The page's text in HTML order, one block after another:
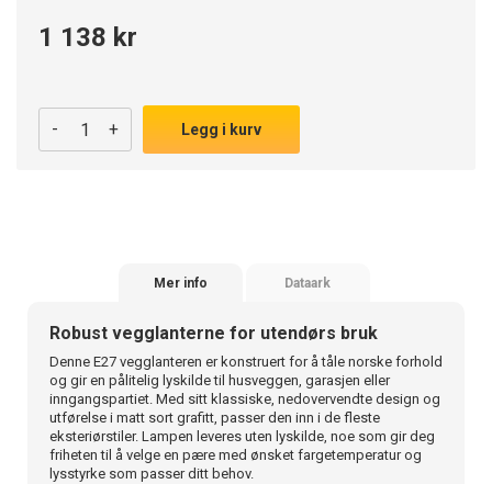
1 138 kr
- + Legg i kurv
Mer info Dataark
Robust vegglanterne for utendørs bruk
Denne E27 vegglanteren er konstruert for å tåle norske forhold
og gir en pålitelig lyskilde til husveggen, garasjen eller
inngangspartiet. Med sitt klassiske, nedovervendte design og
utførelse i matt sort grafitt, passer den inn i de fleste
eksteriørstiler. Lampen leveres uten lyskilde, noe som gir deg
friheten til å velge en pære med ønsket fargetemperatur og
lysstyrke som passer ditt behov.